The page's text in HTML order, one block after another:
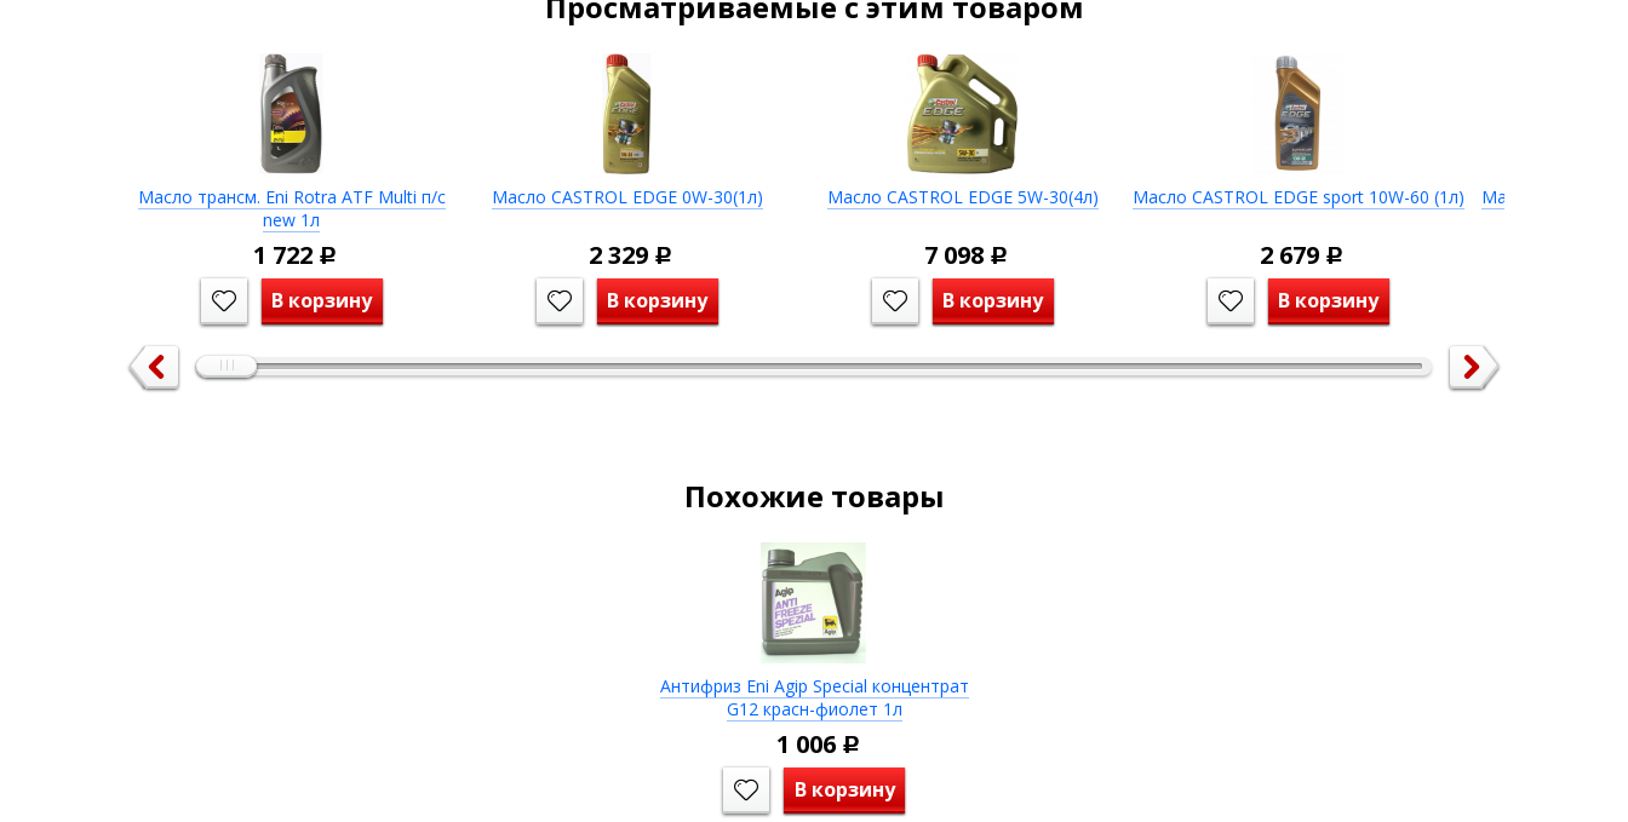
Масло трансм. Eni Rotra ATF Multi п/с
new 1л
1 722 Р
В корзину
Масло CASTROL EDGE 0W-30(1л)
2 329 Р
В корзину
Масло CASTROL EDGE 5W-30(4л)
7 098 Р
В корзину
Масло CASTROL EDGE sport 10W-60 (1л)
2 679 Р
В корзину
Масло CASTROL
Похожие товары
Антифриз Eni Agip Special концентрат
G12 красн-фиолет 1л
1 006 Р
В корзину